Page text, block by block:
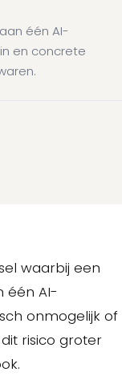
één AI-
en concrete
waarbij een
één AI-
onmogelijk of
risico groter